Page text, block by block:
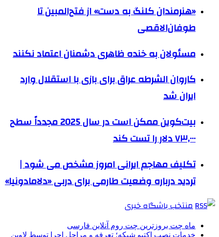
«هنرمندان کلنگ به دست» از فتح‌المبین تا
طوفان‌الاقصی
مسئولان به خنده ظاهری دشمنان اعتماد نکنند
کاروان الشرطه عراق برای بازی با استقلال وارد
ایران شد
بیت‌کوین ممکن است در سال 2025 مجدداً سطح
۷۳,۰۰۰ دلار را تست کند
تکلیف مهاجم ایرانی امروز مشخص می شود |
تردید درباره وضعیت طارمی برای دربی «دلامادونیا»
منتخب باشگاه خبری
ماه چت بروزترین چت روم آنلاین فارسی
خدمات نصب اکتیو شبکه؛ تعرفه و مراحل اجرا توسط لاوین